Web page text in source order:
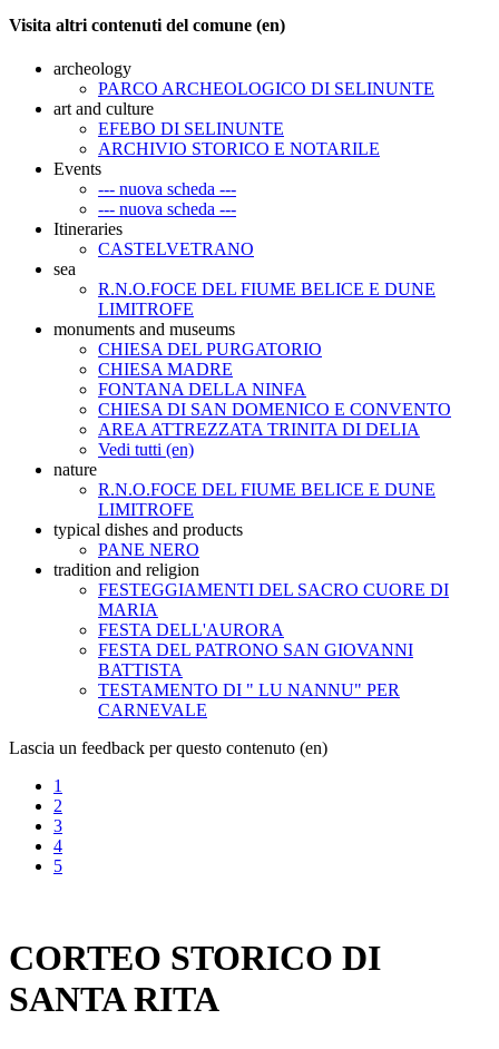
Visita altri contenuti del comune (en)
archeology
PARCO ARCHEOLOGICO DI SELINUNTE
art and culture
EFEBO DI SELINUNTE
ARCHIVIO STORICO E NOTARILE
Events
--- nuova scheda ---
--- nuova scheda ---
Itineraries
CASTELVETRANO
sea
R.N.O.FOCE DEL FIUME BELICE E DUNE
LIMITROFE
monuments and museums
CHIESA DEL PURGATORIO
CHIESA MADRE
FONTANA DELLA NINFA
CHIESA DI SAN DOMENICO E CONVENTO
AREA ATTREZZATA TRINITA DI DELIA
Vedi tutti (en)
nature
R.N.O.FOCE DEL FIUME BELICE E DUNE
LIMITROFE
typical dishes and products
PANE NERO
tradition and religion
FESTEGGIAMENTI DEL SACRO CUORE DI
MARIA
FESTA DELL'AURORA
FESTA DEL PATRONO SAN GIOVANNI
BATTISTA
TESTAMENTO DI " LU NANNU" PER
CARNEVALE
Lascia un feedback per questo contenuto (en)
1
2
3
4
5
CORTEO STORICO DI
SANTA RITA